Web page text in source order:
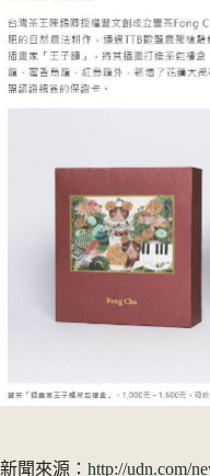
新聞來源： http://udn.com/